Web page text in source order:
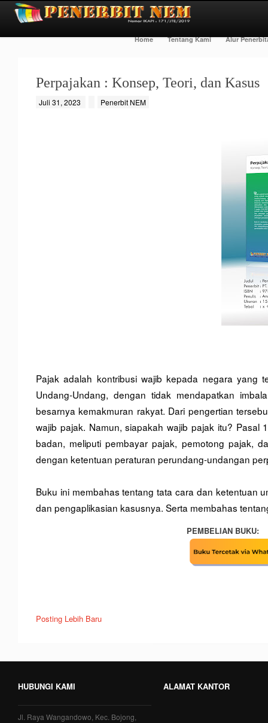
Home Tentang Kami Alur
Perpajakan : Konsep, Teori, dan Kasus
Juli 31, 2023 Penerbit NEM
Pajak adalah kontribusi wajib kepada negara yang
Undang-Undang, dengan tidak mendapatkan
besarnya kemakmuran rakyat. Dari pengertian
wajib pajak. Namun, siapakah wajib pajak itu?
badan, meliputi pembayar pajak, pemotong pajak,
dengan ketentuan peraturan perundang-undangan
Buku ini membahas tentang tata cara dan ketentuan
dan pengaplikasian kasusnya. Serta membahas
PEMBELIAN BUKU:
Posting Lebih Baru
HUBUNGI KAMI
Jl. Raya Wangandowo, Kec. Bojong,
ALAMAT KANTOR